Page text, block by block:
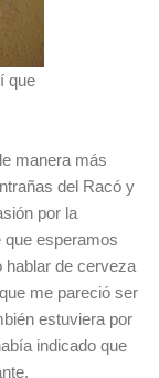
que
manera más
del Racó y
por la
esperamos
hablar de cerveza
me pareció ser
estuviera por
indicado que